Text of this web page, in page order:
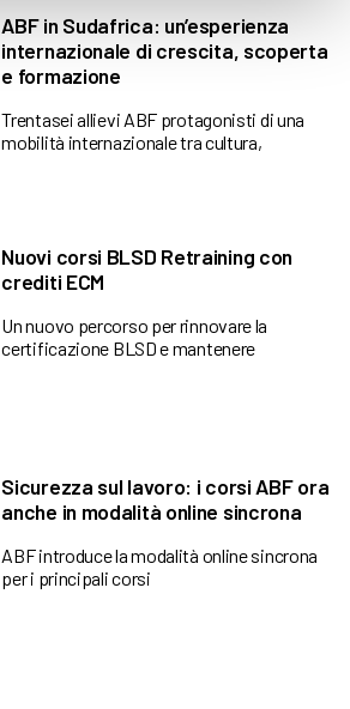
ABF in Sudafrica: un’esperienza
internazionale di crescita, scoperta
e formazione
Trentasei allievi ABF protagonisti di una
mobilità internazionale tra cultura,
Nuovi corsi BLSD Retraining con
crediti ECM
Un nuovo percorso per rinnovare la
certificazione BLSD e mantenere
Sicurezza sul lavoro: i corsi ABF ora
anche in modalità online sincrona
ABF introduce la modalità online sincrona
per i principali corsi